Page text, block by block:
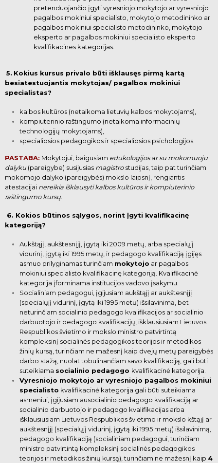
pretenduojančio įgyti vyresniojo mokytojo ar vyresniojo
pagalbos mokiniui specialisto, mokytojo metodininko ar
pagalbos mokiniui specialisto metodininko, mokytojo
eksperto ar pagalbos mokiniui specialisto eksperto
kvalifikacines kategorijas.
5. Kokius kursus privalo būti išklausęs pirmą kartą
besiatestuojantis mokytojas/ pagalbos mokiniui
specialistas?
kalbos kultūros (netaikoma lietuvių kalbos mokytojams),
kompiuterinio raštingumo (netaikoma informacinių
technologijų mokytojams),
specialiosios pedagogikos ir specialiosios psichologijos.
PASTABA: Mokytojui, baigusiam edukologijos ar su mokomuoju
dalyku (pareigybe) susijusias magistrostudijas, taip pat turinčiam
mokomojo dalyko (pareigybės) mokslo laipsnį, rengiantis
atestacijai nereikia išklausyti kalbos kultūros ir kompiuterinio
raštingumo kursų
6. Kokios būtinos sąlygos, norint įgyti kvalifikacinę
kategoriją?
Aukštąjį, aukštesnįjį, įgytą iki 2009 metų, arba specialųjį
vidurinį, įgytą iki 1995 metų, ir pedagogo kvalifikaciją įgijęs
asmuo prilyginamas turinčiam mokytojo ar pagalbos
mokiniui specialisto kvalifikacinę kategoriją. Kvalifikacinė
kategorija įforminama institucijos vadovo įsakymu.
Socialiniam pedagogui, įgijusiam aukštąjį ar aukštesnįjį
(specialųjį vidurinį, įgytą iki 1995 metų) išsilavinimą, bet
neturinčiam socialinio pedagogo kvalifikacijos ar socialinio
darbuotojo ir pedagogo kvalifikacijų, išklausiusiam Lietuvos
Respublikos švietimo ir mokslo ministro patvirtintą
kompleksinį socialinės pedagogikos teorijos ir metodikos
žinių kursą, turinčiam ne mažesnį kaip dvejų metų pareigybės
darbo stažą, nuolat tobulinančiam savo kvalifikaciją, gali būti
suteikiama socialinio pedagogo kvalifikacinė kategorija.
Vyresniojo mokytojo ar vyresniojo pagalbos mokiniui
specialisto kvalifikacinė kategorija gali būti suteikiama
asmeniui, įgijusiam ausocialinio pedagogo kvalifikaciją ar
socialinio darbuotojo ir pedagogo kvalifikacijas arba
išklausiusiam Lietuvos Respublikos švietimo ir mokslo kštąjį ar
aukštesnįjį (specialųjį vidurinį, įgytą iki 1995 metų) išsilavinimą,
pedagogo kvalifikaciją (socialiniam pedagogui, turinčiam
ministro patvirtintą kompleksinį socialinės pedagogikos
teorijos ir metodikos žinių kursą), turinčiam ne mažesnį kaip 4